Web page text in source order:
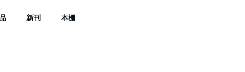
新刊 本棚